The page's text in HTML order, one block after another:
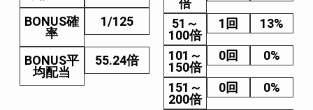
BONUS確
率
1/125
BONUS平
均配当
55.24倍
倍
51～
100倍
1回 13%
101～
150倍
0回 0%
151～
200倍
0回 0%